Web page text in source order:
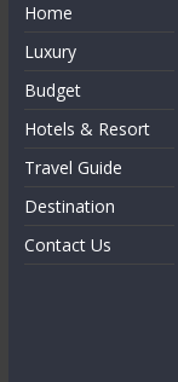
Home
Luxury
Budget
Hotels & Resort
Travel Guide
Destination
Contact Us